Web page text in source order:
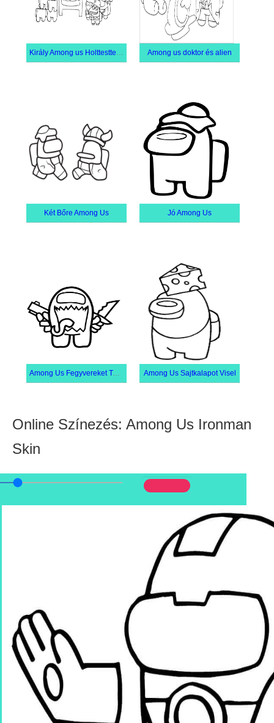
Király Among us Holttesttel és Importőrrel Among us doktor és alien
Két Bőre Among Us Jó Among Us
Among Us Fegyvereket Tartó Szörnybőr Among Us Sajtkalapot Visel
Online Színezés: Among Us Ironman
Skin